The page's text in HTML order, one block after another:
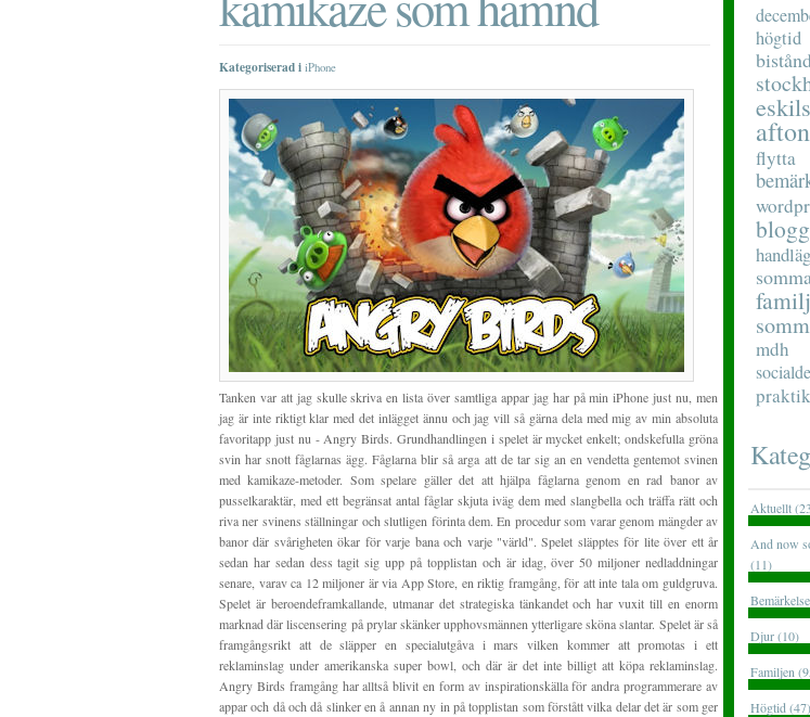
Kategoriserad i iPhone
Tanken var att jag skulle skriva en lista över samtliga appar jag har på min iPhone just nu, men
jag är inte riktigt klar med det inlägget ännu och jag vill så gärna dela med mig av min absoluta
favoritapp just nu - Angry Birds. Grundhandlingen i spelet är mycket enkelt; ondskefulla gröna
svin har snott fåglarnas ägg. Fåglarna blir så arga att de tar sig an en vendetta gentemot svinen
med kamikaze-metoder. Som spelare gäller det att hjälpa fåglarna genom en rad banor av
pusselkaraktär, med ett begränsat antal fåglar skjuta iväg dem med slangbella och träffa rätt och
riva ner svinens ställningar och slutligen förinta dem. En procedur som varar genom mängder av
banor där svårigheten ökar för varje bana och varje "värld". Spelet släpptes för lite över ett år
sedan har sedan dess tagit sig upp på topplistan och är idag, över 50 miljoner nedladdningar
senare, varav ca 12 miljoner är via App Store, en riktig framgång, för att inte tala om guldgruva.
Spelet är beroendeframkallande, utmanar det strategiska tänkandet och har vuxit till en enorm
marknad där liscensering på prylar skänker upphovsmännen ytterligare sköna slantar. Spelet är så
framgångsrikt att de släpper en specialutgåva i mars vilken kommer att promotas i ett
reklaminslag under amerikanska super bowl, och där är det inte billigt att köpa reklaminslag.
Angry Birds framgång har alltså blivit en form av inspirationskälla för andra programmerare av
appar och då och då slinker en å annan ny in på topplistan som förstått vilka delar det är som ger
högtid
flytta
mdh
praktik
Aktuellt
And now
(11)
Djur (10)
Familjen
Högtid (47)